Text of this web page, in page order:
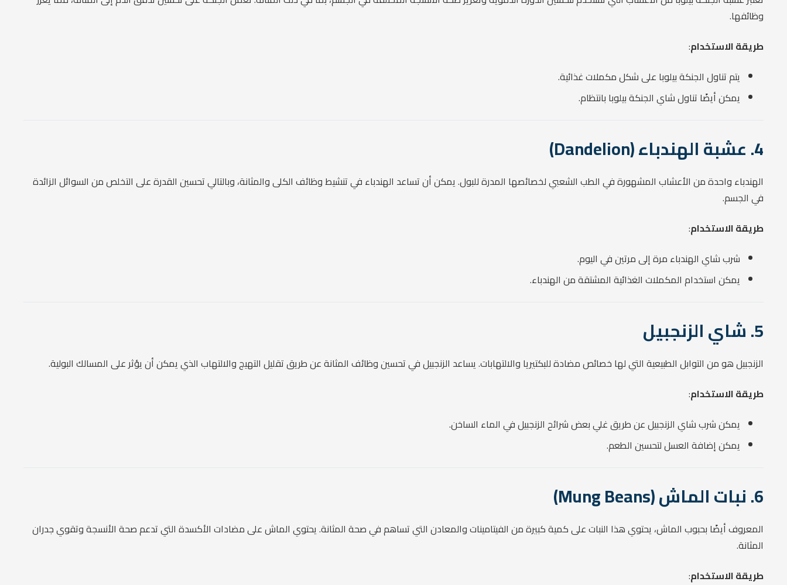
وظائفها.
طريقة الاستخدام:
يتم تناول الجنكة بيلوبا على شكل مكملات غذائية.
يمكن أيضًا تناول شاي الجنكة بيلوبا بانتظام.
4. عشبة الهندباء (Dandelion)
الهندباء واحدة من الأعشاب المشهورة في الطب الشعبي لخصائصها المدرة للبول. يمكن أن تساعد الهندباء في تنشيط وظائف الكلى والمثانة، وبالتالي تحسين القدرة على التخلص من السوائل الزائدة
في الجسم.
طريقة الاستخدام:
شرب شاي الهندباء مرة إلى مرتين في اليوم.
يمكن استخدام المكملات الغذائية المشتقة من الهندباء.
5. شاي الزنجبيل
الزنجبيل هو من التوابل الطبيعية التي لها خصائص مضادة للبكتيريا والالتهابات. يساعد الزنجبيل في تحسين وظائف المثانة عن طريق تقليل التهيج والالتهاب الذي يمكن أن يؤثر على المسالك البولية.
طريقة الاستخدام:
يمكن شرب شاي الزنجبيل عن طريق غلي بعض شرائح الزنجبيل في الماء الساخن.
يمكن إضافة العسل لتحسين الطعم.
6. نبات الماش (Mung Beans)
المعروف أيضًا بحبوب الماش، يحتوي هذا النبات على كمية كبيرة من الفيتامينات والمعادن التي تساهم في صحة المثانة. يحتوي الماش على مضادات الأكسدة التي تدعم صحة الأنسجة وتقوي جدران
المثانة.
طريقة الاستخدام: